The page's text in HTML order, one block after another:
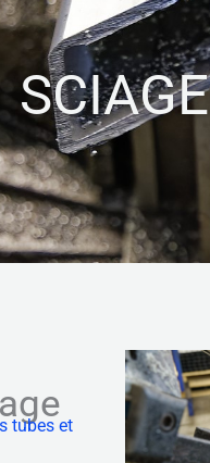
SCIAGE
tubes et